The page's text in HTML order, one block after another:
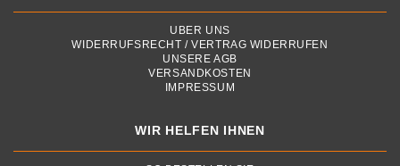
ÜBER UNS
WIDERRUFSRECHT / VERTRAG WIDERRUFEN
UNSERE AGB
VERSANDKOSTEN
IMPRESSUM
WIR HELFEN IHNEN